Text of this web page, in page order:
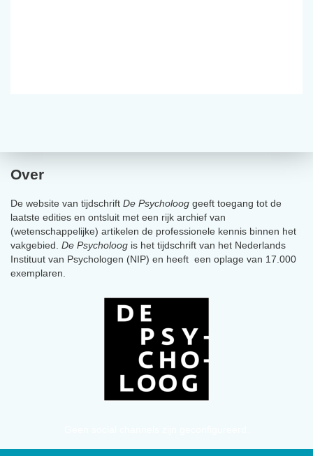
Over
De website van tijdschrift De Psycholoog geeft toegang tot de
laatste edities en ontsluit met een rijk archief van
(wetenschappelijke) artikelen de professionele kennis binnen het
vakgebied. De Psycholoog is het tijdschrift van het Nederlands
Instituut van Psychologen (NIP) en heeft een oplage van 17.000
exemplaren.